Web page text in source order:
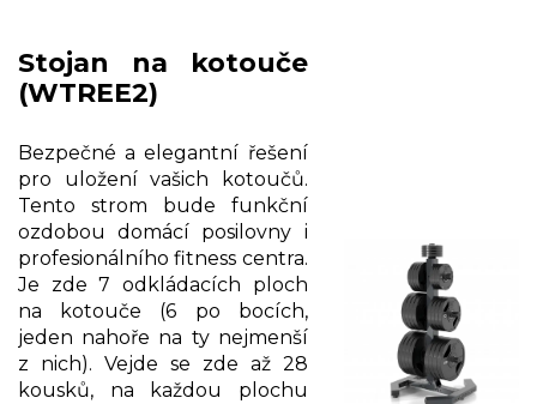
Stojan na kotouče
(WTREE2)
Bezpečné a elegantní řešení
pro uložení vašich kotoučů.
Tento strom bude funkční
ozdobou domácí posilovny i
profesionálního fitness centra.
Je zde 7 odkládacích ploch
na kotouče (6 po bocích,
jeden nahoře na ty nejmenší
z nich). Vejde se zde až 28
kousků, na každou plochu